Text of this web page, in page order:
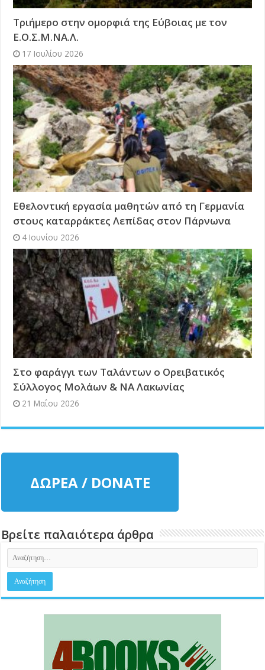
Τριήμερο στην ομορφιά της Εύβοιας με τον
Ε.Ο.Σ.Μ.ΝΑ.Λ.
17 Ιουλίου 2026
Εθελοντική εργασία μαθητών από τη Γερμανία
στους καταρράκτες Λεπίδας στον Πάρνωνα
4 Ιουνίου 2026
Στο φαράγγι των Ταλάντων ο Ορειβατικός
Σύλλογος Mολάων & ΝΑ Λακωνίας
21 Μαΐου 2026
ΔΩΡΕΑ / DONATE
Βρείτε παλαιότερα άρθρα